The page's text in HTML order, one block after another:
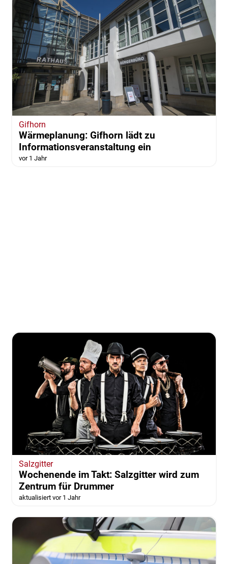
Gifhorn
Wärmeplanung: Gifhorn lädt zu
Informationsveranstaltung ein
vor 1 Jahr
Salzgitter
Wochenende im Takt: Salzgitter wird zum
Zentrum für Drummer
aktualisiert vor 1 Jahr